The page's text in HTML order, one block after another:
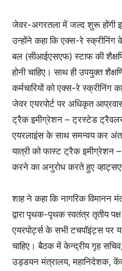
जेवर-अगरतला में जल्द शुरू होंगी
उन्होंने कहा कि एक्स-रे स्क्रीनिंग
बल (सीआईएसएफ) स्टाफ की
होनी चाहिए। साथ ही उपयुक्त
कर्मचारियों को एक्स-रे स्क्रीनिंग
जेवर एयरपोर्ट पर अधिकृत
ट्रैक इमीग्रेशन – ट्रस्टेड ट्रैवलर
एयरलाइंस के साथ समन्वय कर
यात्री को फास्ट ट्रैक इमीग्रेशन
करने का अनुरोध करते हुए
शाह ने कहा कि नागरिक विमानन
द्वारा पृथक-पृथक स्वतंत्र तृतीय
एयरपोर्ट्स के सभी टचपॉइंट्स पर
चाहिए। बैठक में केन्द्रीय गृह
उड्डयन मंत्रालय, महानिदेशक,